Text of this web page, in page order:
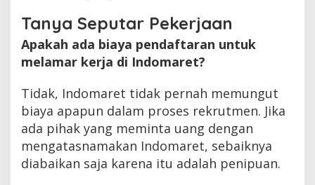
Tanya Seputar Pekerjaan
Apakah ada biaya pendaftaran untuk
melamar kerja di Indomaret?
Tidak, Indomaret tidak pernah memungut
biaya apapun dalam proses rekrutmen. Jika
ada pihak yang meminta uang dengan
mengatasnamakan Indomaret, sebaiknya
diabaikan saja karena itu adalah penipuan.